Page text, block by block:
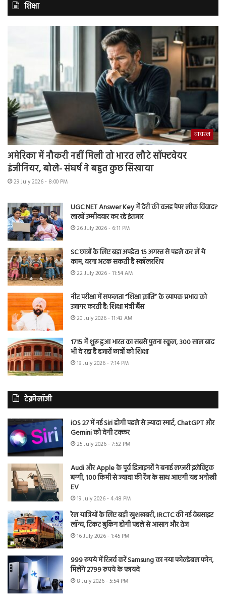
शिक्षा
वायरल
अमेरिका में नौकरी नहीं मिली तो भारत लौटे सॉफ्टवेयर
इंजीनियर, बोले- संघर्ष ने बहुत कुछ सिखाया
29 July 2026 - 8:00 PM
UGC NET Answer Key में देरी की वजह पेपर लीक विवाद?
लाखों उम्मीदवार कर रहे इंतजार
26 July 2026 - 6:11 PM
SC छात्रों के लिए बड़ा अपडेट! 15 अगस्त से पहले कर लें ये
काम, वरना अटक सकती है स्कॉलरशिप
22 July 2026 - 11:54 AM
नीट परीक्षा में सफलता “शिक्षा क्रांति” के व्यापक प्रभाव को
उजागर करती है: शिक्षा मंत्री बैंस
20 July 2026 - 11:43 AM
1715 में शुरू हुआ भारत का सबसे पुराना स्कूल, 300 साल बाद
भी दे रहा है हजारों छात्रों को शिक्षा
19 July 2026 - 7:14 PM
टेक्नोलॉजी
iOS 27 में नई Siri होगी पहले से ज्यादा स्मार्ट, ChatGPT और
Gemini को देगी टक्कर
25 July 2026 - 7:52 PM
Audi और Apple के पूर्व डिजाइनरों ने बनाई लग्जरी इलेक्ट्रिक
बग्गी, 100 किमी से ज्यादा की रेंज के साथ आएगी यह अनोखी
EV
19 July 2026 - 4:48 PM
रेल यात्रियों के लिए बड़ी खुशखबरी, IRCTC की नई वेबसाइट
लॉन्च, टिकट बुकिंग होगी पहले से आसान और तेज
16 July 2026 - 1:45 PM
999 रुपये में रिजर्व करें Samsung का नया फोल्डेबल फोन,
मिलेंगे 2799 रुपये के फायदे
8 July 2026 - 5:54 PM